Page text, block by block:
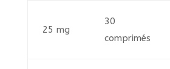
25 mg
30
comprimés